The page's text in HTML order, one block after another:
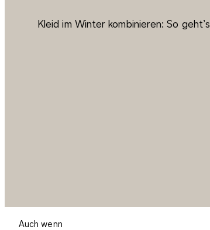
Kleid im Winter kombinieren: So geht’s
Auch wenn